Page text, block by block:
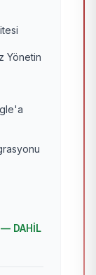
Yönetin
DAHİL